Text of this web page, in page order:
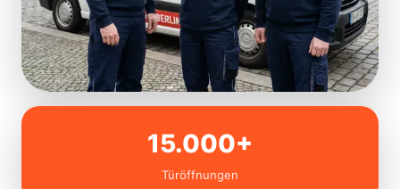
15.000+
Türöffnungen